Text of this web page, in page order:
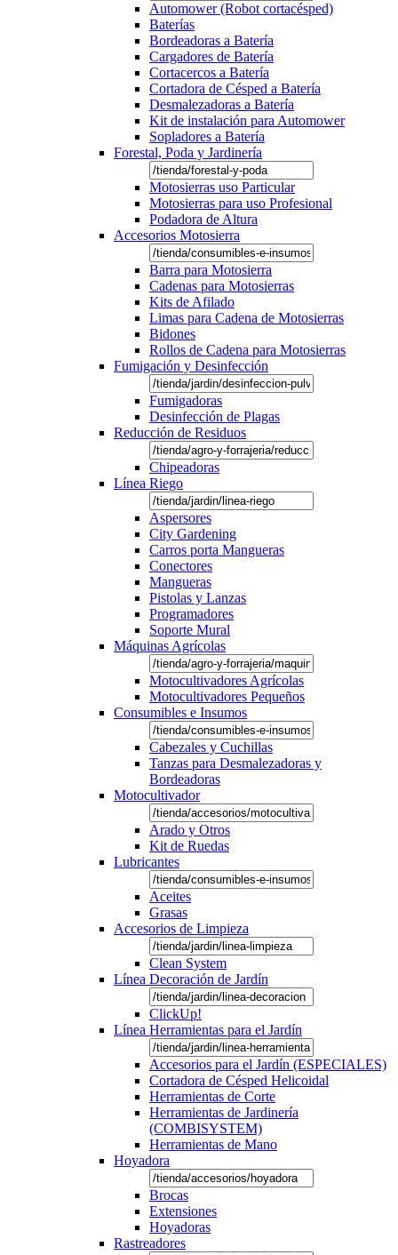
Automower (Robot cortacésped)
Baterías
Bordeadoras a Batería
Cargadores de Batería
Cortacercos a Batería
Cortadora de Césped a Batería
Desmalezadoras a Batería
Kit de instalación para Automower
Sopladores a Batería
Forestal, Poda y Jardinería
Motosierras uso Particular
Motosierras para uso Profesional
Podadora de Altura
Accesorios Motosierra
Barra para Motosierra
Cadenas para Motosierras
Kits de Afilado
Limas para Cadena de Motosierras
Bidones
Rollos de Cadena para Motosierras
Fumigación y Desinfección
Fumigadoras
Desinfección de Plagas
Reducción de Residuos
Chipeadoras
Línea Riego
Aspersores
City Gardening
Carros porta Mangueras
Conectores
Mangueras
Pistolas y Lanzas
Programadores
Soporte Mural
Máquinas Agrícolas
Motocultivadores Agrícolas
Motocultivadores Pequeños
Consumibles e Insumos
Cabezales y Cuchillas
Tanzas para Desmalezadoras y
Bordeadoras
Motocultivador
Arado y Otros
Kit de Ruedas
Lubricantes
Aceites
Grasas
Accesorios de Limpieza
Clean System
Línea Decoración de Jardín
ClickUp!
Línea Herramientas para el Jardín
Accesorios para el Jardín (ESPECIALES)
Cortadora de Césped Helicoidal
Herramientas de Corte
Herramientas de Jardinería
(COMBISYSTEM)
Herramientas de Mano
Hoyadora
Brocas
Extensiones
Hoyadoras
Rastreadores